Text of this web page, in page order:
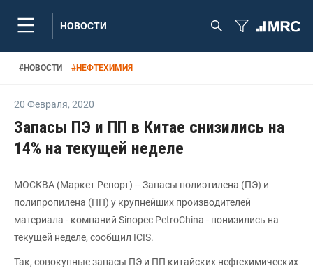
НОВОСТИ
#НОВОСТИ #НЕФТЕХИМИЯ
20 Февраля, 2020
Запасы ПЭ и ПП в Китае снизились на
14% на текущей неделе
МОСКВА (Маркет Репорт) -- Запасы полиэтилена (ПЭ) и
полипропилена (ПП) у крупнейших производителей
материала - компаний Sinopec PetroChina - понизились на
текущей неделе, сообщил ICIS.
Так, совокупные запасы ПЭ и ПП китайских нефтехимических